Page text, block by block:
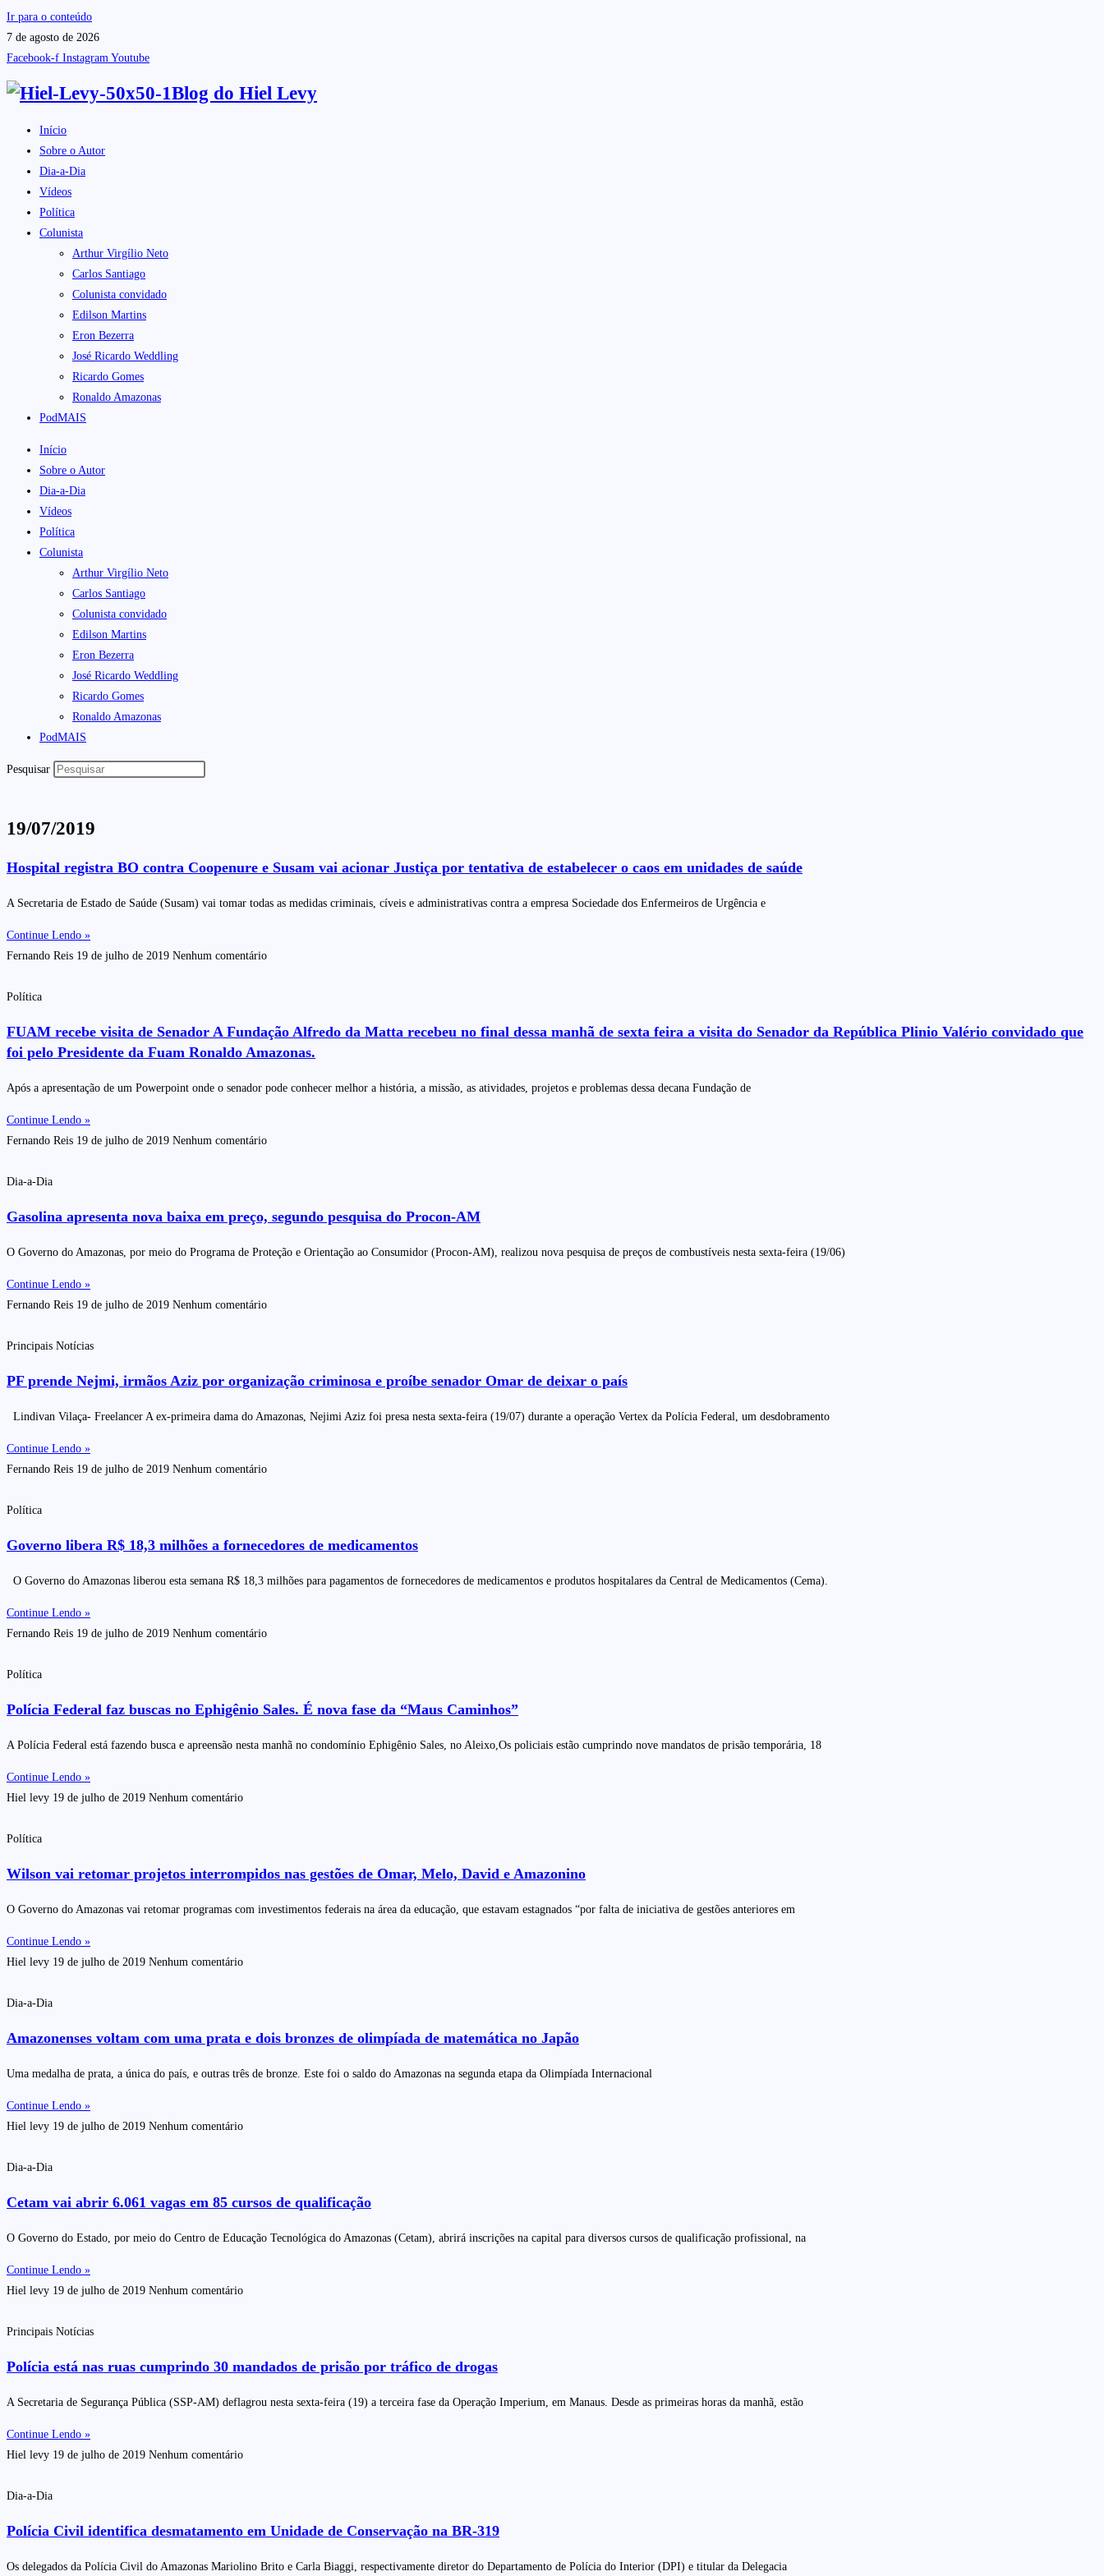
Ir para o conteúdo
7 de agosto de 2026
Facebook-f Instagram Youtube
Blog do Hiel Levy
Início
Sobre o Autor
Dia-a-Dia
Vídeos
Política
Colunista
Arthur Virgílio Neto
Carlos Santiago
Colunista convidado
Edilson Martins
Eron Bezerra
José Ricardo Weddling
Ricardo Gomes
Ronaldo Amazonas
PodMAIS
Início
Sobre o Autor
Dia-a-Dia
Vídeos
Política
Colunista
Arthur Virgílio Neto
Carlos Santiago
Colunista convidado
Edilson Martins
Eron Bezerra
José Ricardo Weddling
Ricardo Gomes
Ronaldo Amazonas
PodMAIS
Pesquisar
19/07/2019
Hospital registra BO contra Coopenure e Susam vai acionar Justiça por tentativa de estabelecer o caos em unidades de saúde
A Secretaria de Estado de Saúde (Susam) vai tomar todas as medidas criminais, cíveis e administrativas contra a empresa Sociedade dos Enfermeiros de Urgência e
Continue Lendo »
Fernando Reis 19 de julho de 2019 Nenhum comentário
Política
FUAM recebe visita de Senador A Fundação Alfredo da Matta recebeu no final dessa manhã de sexta feira a visita do Senador da República Plinio Valério convidado que
foi pelo Presidente da Fuam Ronaldo Amazonas.
Após a apresentação de um Powerpoint onde o senador pode conhecer melhor a história, a missão, as atividades, projetos e problemas dessa decana Fundação de
Continue Lendo »
Fernando Reis 19 de julho de 2019 Nenhum comentário
Dia-a-Dia
Gasolina apresenta nova baixa em preço, segundo pesquisa do Procon-AM
O Governo do Amazonas, por meio do Programa de Proteção e Orientação ao Consumidor (Procon-AM), realizou nova pesquisa de preços de combustíveis nesta sexta-feira (19/06)
Continue Lendo »
Fernando Reis 19 de julho de 2019 Nenhum comentário
Principais Notícias
PF prende Nejmi, irmãos Aziz por organização criminosa e proíbe senador Omar de deixar o país
Lindivan Vilaça- Freelancer A ex-primeira dama do Amazonas, Nejimi Aziz foi presa nesta sexta-feira (19/07) durante a operação Vertex da Polícia Federal, um desdobramento
Continue Lendo »
Fernando Reis 19 de julho de 2019 Nenhum comentário
Política
Governo libera R$ 18,3 milhões a fornecedores de medicamentos
O Governo do Amazonas liberou esta semana R$ 18,3 milhões para pagamentos de fornecedores de medicamentos e produtos hospitalares da Central de Medicamentos (Cema).
Continue Lendo »
Fernando Reis 19 de julho de 2019 Nenhum comentário
Política
Polícia Federal faz buscas no Ephigênio Sales. É nova fase da “Maus Caminhos”
A Polícia Federal está fazendo busca e apreensão nesta manhã no condomínio Ephigênio Sales, no Aleixo,Os policiais estão cumprindo nove mandatos de prisão temporária, 18
Continue Lendo »
Hiel levy 19 de julho de 2019 Nenhum comentário
Política
Wilson vai retomar projetos interrompidos nas gestões de Omar, Melo, David e Amazonino
O Governo do Amazonas vai retomar programas com investimentos federais na área da educação, que estavam estagnados “por falta de iniciativa de gestões anteriores em
Continue Lendo »
Hiel levy 19 de julho de 2019 Nenhum comentário
Dia-a-Dia
Amazonenses voltam com uma prata e dois bronzes de olimpíada de matemática no Japão
Uma medalha de prata, a única do país, e outras três de bronze. Este foi o saldo do Amazonas na segunda etapa da Olimpíada Internacional
Continue Lendo »
Hiel levy 19 de julho de 2019 Nenhum comentário
Dia-a-Dia
Cetam vai abrir 6.061 vagas em 85 cursos de qualificação
O Governo do Estado, por meio do Centro de Educação Tecnológica do Amazonas (Cetam), abrirá inscrições na capital para diversos cursos de qualificação profissional, na
Continue Lendo »
Hiel levy 19 de julho de 2019 Nenhum comentário
Principais Notícias
Polícia está nas ruas cumprindo 30 mandados de prisão por tráfico de drogas
A Secretaria de Segurança Pública (SSP-AM) deflagrou nesta sexta-feira (19) a terceira fase da Operação Imperium, em Manaus. Desde as primeiras horas da manhã, estão
Continue Lendo »
Hiel levy 19 de julho de 2019 Nenhum comentário
Dia-a-Dia
Polícia Civil identifica desmatamento em Unidade de Conservação na BR-319
Os delegados da Polícia Civil do Amazonas Mariolino Brito e Carla Biaggi, respectivamente diretor do Departamento de Polícia do Interior (DPI) e titular da Delegacia